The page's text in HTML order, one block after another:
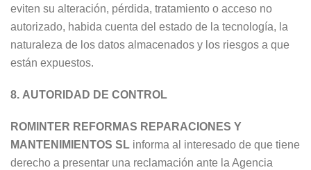
eviten su alteración, pérdida, tratamiento o acceso no
autorizado, habida cuenta del estado de la tecnología, la
naturaleza de los datos almacenados y los riesgos a que
están expuestos.
8. AUTORIDAD DE CONTROL
ROMINTER REFORMAS REPARACIONES Y
MANTENIMIENTOS SL informa al interesado de que tiene
derecho a presentar una reclamación ante la Agencia